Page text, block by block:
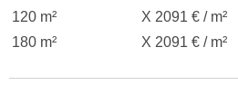
120 m²
X 2091 € / m²
180 m²
X 2091 € / m²